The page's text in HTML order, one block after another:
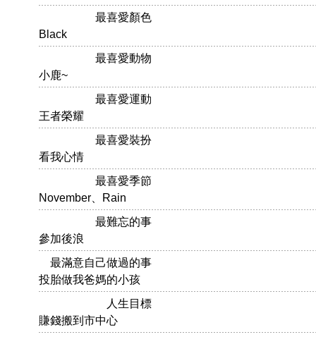
最喜愛顏色
Black
最喜愛動物
小鹿~
最喜愛運動
王者榮耀
最喜愛裝扮
看我心情
最喜愛季節
November、Rain
最難忘的事
參加後浪
最滿意自己做過的事
投胎做我爸媽的小孩
人生目標
賺錢搬到市中心